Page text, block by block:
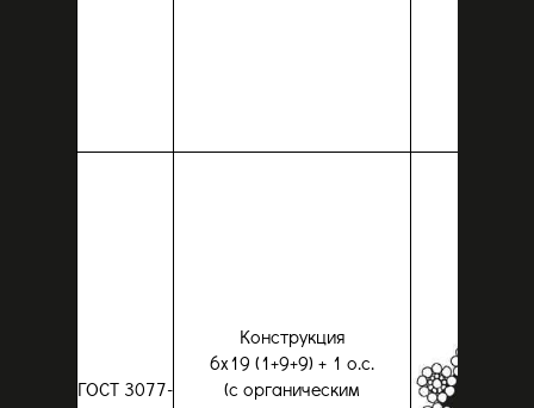
ГОСТ 3077-
Конструкция
6x19 (1+9+9) + 1 о.c.
(с органическим